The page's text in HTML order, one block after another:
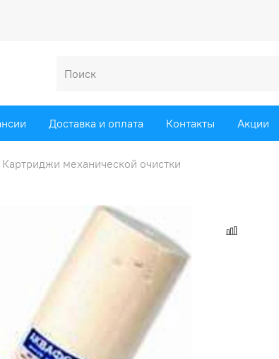
Доставка и оплата Контакты Акции
Картриджи механической очистки